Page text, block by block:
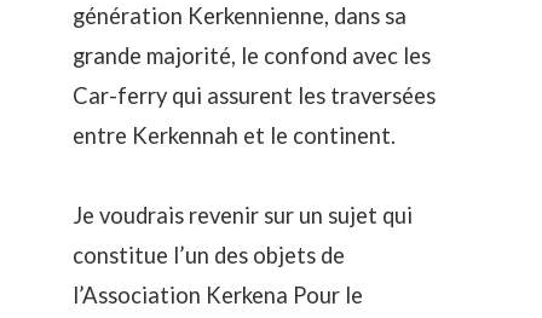
génération Kerkennienne, dans sa
grande majorité, le confond avec les
Car-ferry qui assurent les traversées
entre Kerkennah et le continent.
Je voudrais revenir sur un sujet qui
constitue l’un des objets de
l’Association Kerkena Pour le